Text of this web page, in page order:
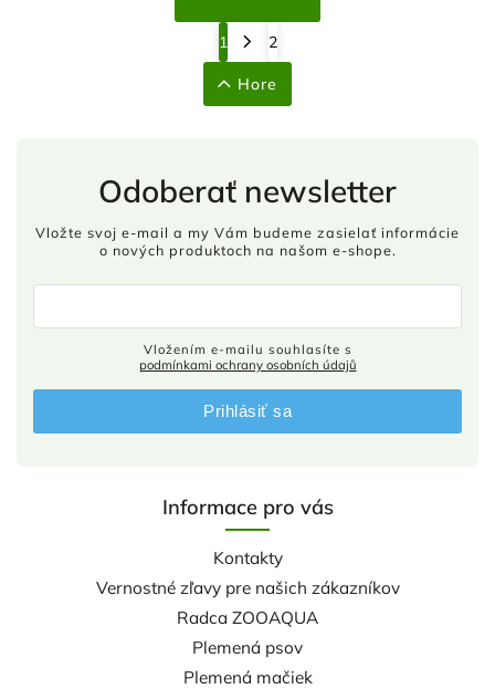
1 2
Hore
Informace pro vás
Kontakty
Vernostné zľavy pre našich zákazníkov
Radca ZOOAQUA
Plemená psov
Plemená mačiek
Odoberať newsletter
Vložte svoj e-mail a my Vám budeme zasielať informácie
o nových produktoch na našom e-shope.
podmínkami ochrany osobních údajů
Prihlásiť sa